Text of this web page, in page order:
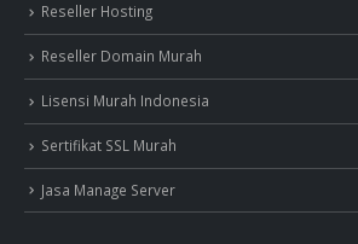
Reseller Hosting
Reseller Domain Murah
Lisensi Murah Indonesia
Sertifikat SSL Murah
Jasa Manage Server